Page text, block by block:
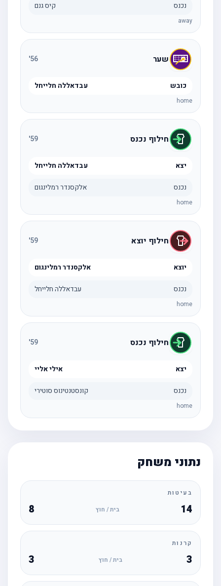
נכנס קיס גנם
away
שער 56
'
כובש עבדאללה חלייחל
home
חילוף נכנס 59
'
יצא עבדאללה חלייחל
נכנס אלקסנדר רמלינגום
home
חילוף יוצא 59
'
יוצא אלקסנדר רמלינגום
נכנס עבדאללה חלייחל
home
חילוף נכנס 59
'
יצא אילי אליי
נכנס קונסטנטינוס סוטירי
home
נתוני משחק
בעיטות
14 בית / חוץ
קרנות
בית / חוץ